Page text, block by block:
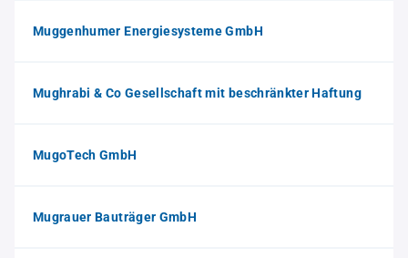
Muggenhumer Energiesysteme GmbH
Mughrabi & Co Gesellschaft mit beschränkter Haftung
MugoTech GmbH
Mugrauer Bauträger GmbH